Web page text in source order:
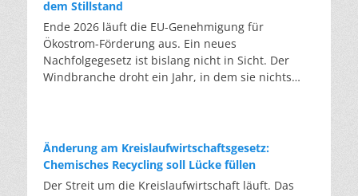
dem Stillstand
Ende 2026 läuft die EU-Genehmigung für
Ökostrom-Förderung aus. Ein neues
Nachfolgegesetz ist bislang nicht in Sicht. Der
Windbranche droht ein Jahr, in dem sie nichts
die Verfahren laufen heute deutlich schneller. Die
Halbjahresbilanz der Branche bestätigt dieses
Muster: So viele Windräder wie nie zuvor wurden
Änderung am Kreislaufwirtschaftsgesetz:
Chemisches Recycling soll Lücke füllen
Der Streit um die Kreislaufwirtschaft läuft. Das